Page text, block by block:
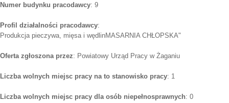
Numer budynku pracodawcy: 9
Profil działalności pracodawcy:
Produkcja pieczywa, mięsa i wędlinMASARNIA CHŁOPSKA"
Oferta zgłoszona przez: Powiatowy Urząd Pracy w Żaganiu
Liczba wolnych miejsc pracy na to stanowisko pracy: 1
Liczba wolnych miejsc pracy dla osób niepełnosprawnych: 0